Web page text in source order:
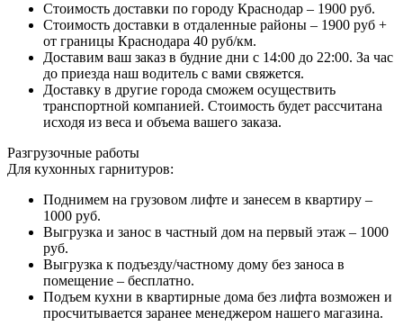
Стоимость доставки по городу Краснодар – 1900 руб.
Стоимость доставки в отдаленные районы – 1900 руб +
от границы Краснодара 40 руб/км.
Доставим ваш заказ в будние дни с 14:00 до 22:00. За час
до приезда наш водитель с вами свяжется.
Доставку в другие города сможем осуществить
транспортной компанией. Стоимость будет рассчитана
исходя из веса и объема вашего заказа.
Разгрузочные работы
Для кухонных гарнитуров:
Поднимем на грузовом лифте и занесем в квартиру –
1000 руб.
Выгрузка и занос в частный дом на первый этаж – 1000
руб.
Выгрузка к подъезду/частному дому без заноса в
помещение – бесплатно.
Подъем кухни в квартирные дома без лифта возможен и
просчитывается заранее менеджером нашего магазина.